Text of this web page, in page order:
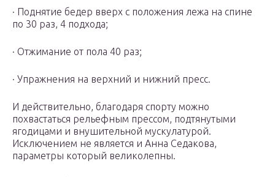
· Поднятие бедер вверх с положения лежа на спине
по 30 раз, 4 подхода;
· Отжимание от пола 40 раз;
· Упражнения на верхний и нижний пресс.
И действительно, благодаря спорту можно
похвастаться рельефным прессом, подтянутыми
ягодицами и внушительной мускулатурой.
Исключением не является и Анна Седакова,
параметры который великолепны.